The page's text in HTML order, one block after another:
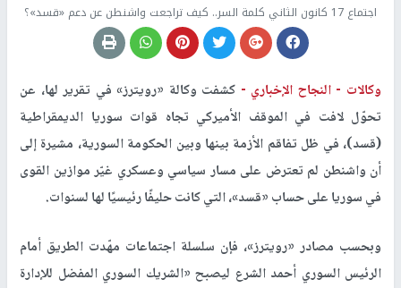
اجتماع 17 كانون الثاني كلمة السر.. كيف تراجعت واشنطن عن دعم «قسد»؟
وكالات -النجاح الإخباري - كشفت وكالة «رويترز» في تقرير لها، عن
تحوّل لافت في الموقف الأميركي تجاه قوات سوريا الديمقراطية
(قسد)، في ظل تفاقم الأزمة بينها وبين الحكومة السورية، مشيرة إلى
أن واشنطن لم تعترض على مسار سياسي وعسكري غيّر موازين القوى
في سوريا على حساب «قسد»، التي كانت حليفًا رئيسيًا لها لسنوات.
وبحسب مصادر «رويترز»، فإن سلسلة اجتماعات مهّدت الطريق أمام
الرئيس السوري أحمد الشرع ليصبح «الشريك السوري المفضل للإدارة